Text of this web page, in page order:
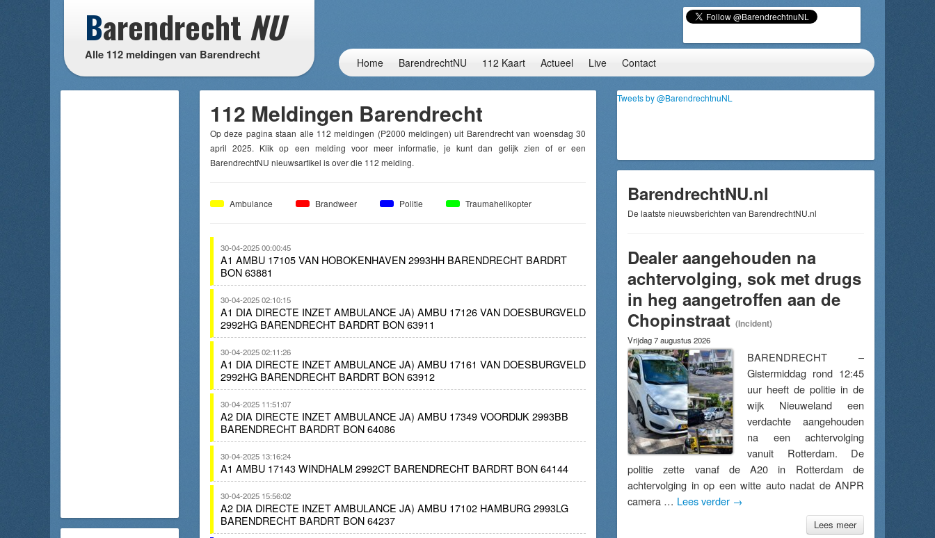
Barendrecht NU
Alle 112 meldingen van Barendrecht
Home BarendrechtNU 112 Kaart Actueel Live Contact
112 Meldingen Barendrecht
Op deze pagina staan alle 112 meldingen (P2000 meldingen) uit Barendrecht van woensdag 30
april 2025. Klik op een melding voor meer informatie, je kunt dan gelijk zien of er een
BarendrechtNU nieuwsartikel is over die 112 melding.
Ambulance Brandweer Politie Traumahelikopter
30-04-2025 00:00:45
A1 AMBU 17105 VAN HOBOKENHAVEN 2993HH BARENDRECHT BARDRT
BON 63881
30-04-2025 02:10:15
A1 DIA DIRECTE INZET AMBULANCE JA) AMBU 17126 VAN DOESBURGVELD
2992HG BARENDRECHT BARDRT BON 63911
30-04-2025 02:11:26
A1 DIA DIRECTE INZET AMBULANCE JA) AMBU 17161 VAN DOESBURGVELD
2992HG BARENDRECHT BARDRT BON 63912
30-04-2025 11:51:07
A2 DIA DIRECTE INZET AMBULANCE JA) AMBU 17349 VOORDIJK 2993BB
BARENDRECHT BARDRT BON 64086
30-04-2025 13:16:24
A1 AMBU 17143 WINDHALM 2992CT BARENDRECHT BARDRT BON 64144
30-04-2025 15:56:02
A2 DIA DIRECTE INZET AMBULANCE JA) AMBU 17102 HAMBURG 2993LG
BARENDRECHT BARDRT BON 64237
Tweets by @BarendrechtnuNL
BarendrechtNU.nl
De laatste nieuwsberichten van BarendrechtNU.nl
Dealer aangehouden na
achtervolging, sok met drugs
in heg aangetroffen aan de
Chopinstraat (Incident)
Vrijdag 7 augustus 2026
BARENDRECHT –
Gistermiddag rond 12:45
uur heeft de politie in de
wijk Nieuweland een
verdachte aangehouden
na een achtervolging
vanuit Rotterdam. De
politie zette vanaf de A20 in Rotterdam de
achtervolging in op een witte auto nadat de ANPR
camera … Lees verder →
Lees meer